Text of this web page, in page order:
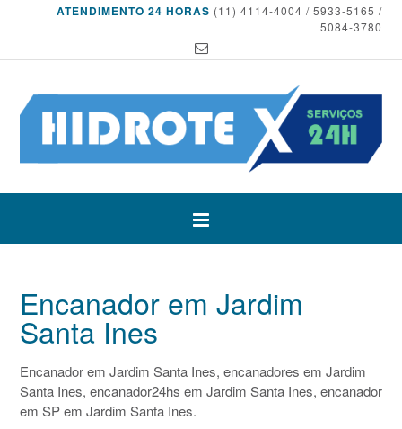
ATENDIMENTO 24 HORAS (11) 4114-4004 / 5933-5165 /
5084-3780
Encanador em Jardim
Santa Ines
Encanador em Jardim Santa Ines, encanadores em Jardim
Santa Ines, encanador24hs em Jardim Santa Ines, encanador
em SP em Jardim Santa Ines.